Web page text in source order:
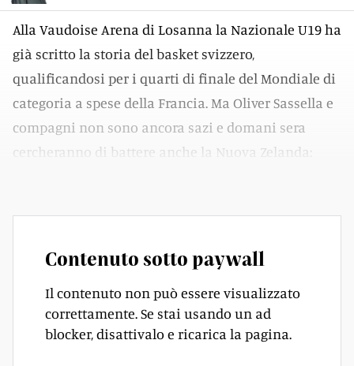
Alla Vaudoise Arena di Losanna la Nazionale U19 ha
già scritto la storia del basket svizzero,
qualificandosi per i quarti di finale del Mondiale di
categoria a spese della Francia. Ma Oliver Sassella e
compagni non sono ancora sazi e domani sera
cercheranno di battere anche la Nuova Zelanda:
Contenuto sotto paywall
Il contenuto non può essere visualizzato
correttamente. Se stai usando un ad
blocker, disattivalo e ricarica la pagina.